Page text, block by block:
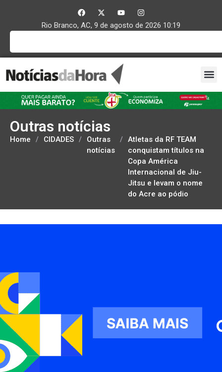
Rio Branco, AC, 9 de agosto de 2026 10:19
Outras notícias
Home / CIDADES /
Outras
notícias
/ Atletas da RF TEAM
conquistam títulos na
Copa América
Internacional de Jiu-
Jitsu e levam o nome
do Acre ao pódio